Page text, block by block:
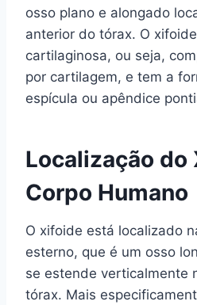
osso plano e alongado
anterior do tórax. O
cartilaginosa, ou seja,
por cartilagem, e tem a
espícula ou apêndice
Localização do
Corpo Humano
O xifoide está localizado
esterno, que é um osso
se estende verticalmente
tórax. Mais